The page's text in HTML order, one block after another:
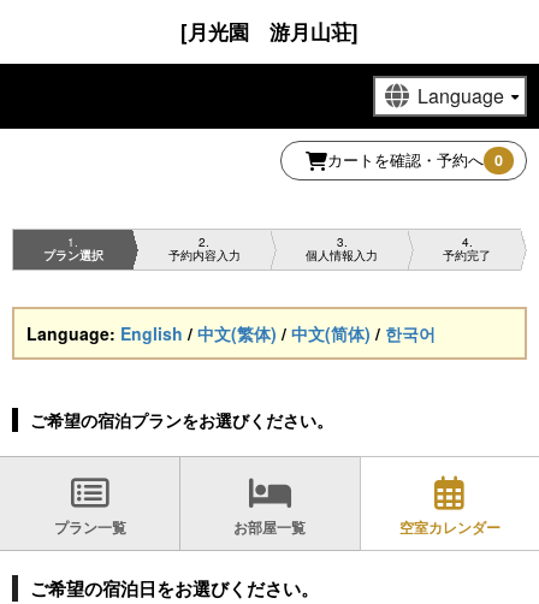
[月光園 游月山荘]
カートを確認・予約へ 0
1
プラン選択
2
予約内容入力
3
個人情報入力
4
予約完了
Language: English / 中文(繁体) / 中文(简体) / 한국어
ご希望の宿泊プランをお選びください。
プラン一覧 お部屋一覧 空室カレンダー
ご希望の宿泊日をお選びください。